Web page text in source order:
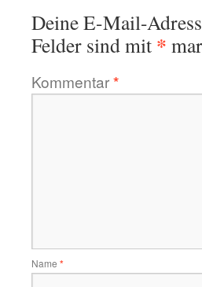
Deine E-Mail-
Felder sind mit *
Kommentar*
Name *